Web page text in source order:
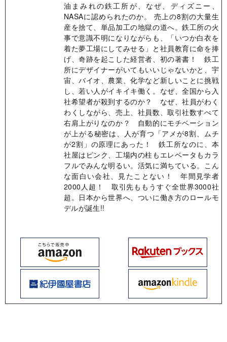
油まみれの鉄工所が、なぜ、ディズニー、
NASAに認められたのか。 売上の8割の大量生
産を捨て、単品加工の地獄の道へ。鉄工所の火
事で意識不明になりながらも、「いつか白衣を
着た夢工場にしてみせる」と社員教育に命を捧
げ、奇跡を起こした経営者、初の著書！ 鉄工
所にデザイナーがいてもいいじゃないかと、宇
宙、バイオ、農業、化学など新しいことに挑戦
し、若い人がイキイキ働く。なぜ、全国から入
社希望者が殺到するのか？ なぜ、社員がわく
わくしながら、売上、社員数、取引社数すべて
右肩上がりなのか？ 自動的にモチベーション
が上がる秘密は、人が育つ「アメが8割、ムチ
が2割」の原理にあった！ 鉄工所なのに、本
社屋はピンク、工場内の柱もエレベータもカラ
フルでみんな明るい。活気に満ちている。こん
な面白い会社、見たことない！ 年間見学者
2000人超！ 取引先ももうすぐ全世界3000社
超。日本から世界へ、ついに働き方のロールモ
デルが誕生!!